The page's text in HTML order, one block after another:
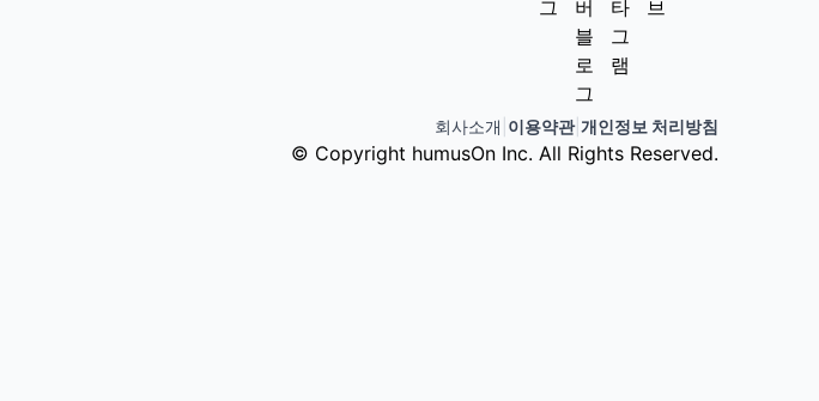
회사소개 이용약관| 개인정보 처리방침
© Copyright humusOn Inc. All Rights Reserved.